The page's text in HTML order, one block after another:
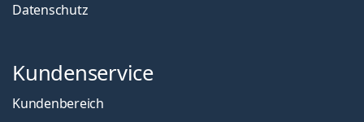
Datenschutz
Kundenservice
Kundenbereich